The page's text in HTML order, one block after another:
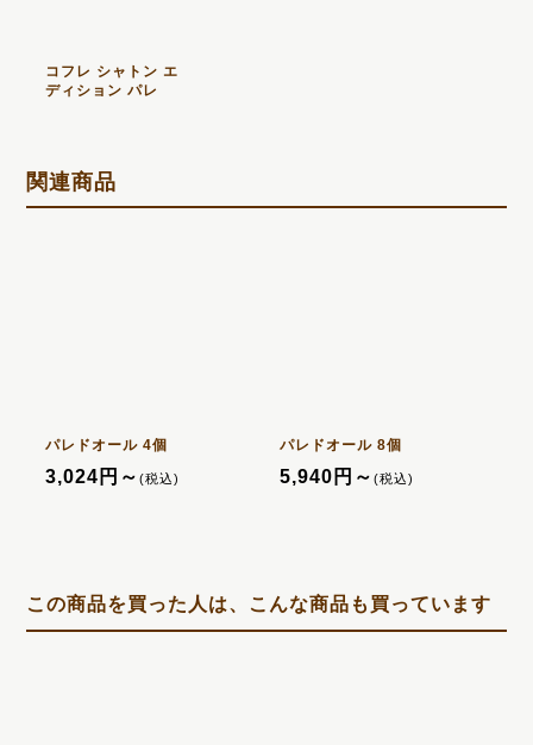
コフレ シャトン エ
ディション パレ
関連商品
パレドオール 4個
3,024 円 ～(税込)
パレドオール 8個
5,940 円 ～ (税込)
この商品を買った人は、こんな商品も買っています